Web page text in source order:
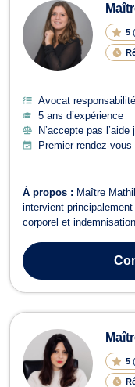
5 (
Avocat
5 ans d’expérience
N’accepte pas
Premier rendez-vous
À propos : Maître
intervient
corporel et
particuliers ou des
assureur, une banque,
5 (